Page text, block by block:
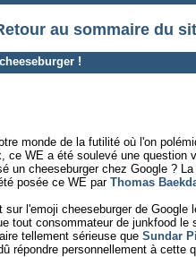
au sommaire du
!
monde de la futilité où l'on
ce WE a été soulevé une question
un cheeseburger chez Google ?
posée ce WE par Thomas
sur l'emoji cheeseburger de
tout consommateur de junkfood
tellement sérieuse que Sundar
répondre personnellement à cette